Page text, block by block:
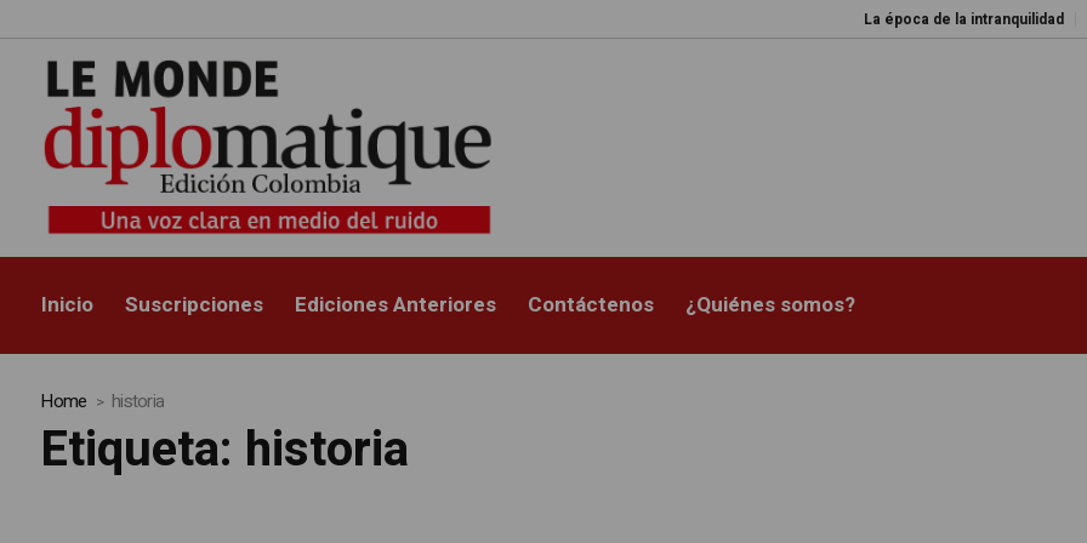
La época de la intranquilidad Los
Inicio Suscripciones Ediciones Anteriores Contáctenos ¿Quiénes somos?
Home historia
Etiqueta: historia